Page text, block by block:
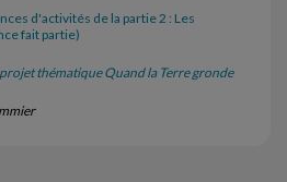
d'activités de la partie 2 : Les
fait partie)
projet thématique Quand la Terre gronde